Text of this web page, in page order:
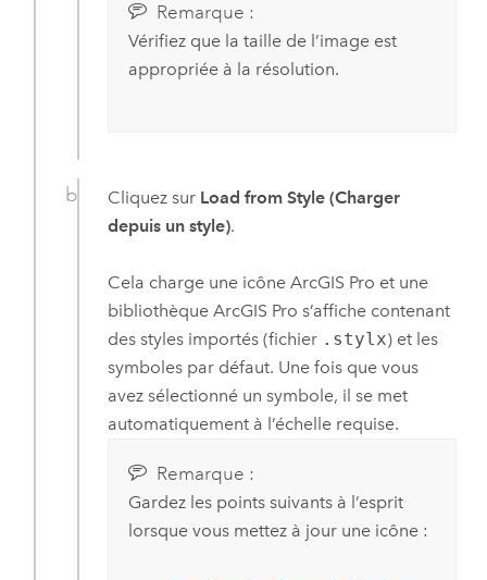
Remarque :
Vérifiez que la taille de l’image est
appropriée à la résolution.
Cliquez sur Load from Style (Charger
depuis un style).
Cela charge une icôneArcGIS Pro et une
bibliothèqueArcGIS Pro s’affiche contenant
des styles importés (fichier .stylx) et les
symboles par défaut. Une fois que vous
avez sélectionné un symbole, il se met
automatiquement à l’échelle requise.
Remarque :
Gardez les points suivants à l’esprit
lorsque vous mettez à jour une icône :